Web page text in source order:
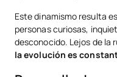
Este dinamismo resulta
personas curiosas,
desconocido. Lejos de la
la evolución es